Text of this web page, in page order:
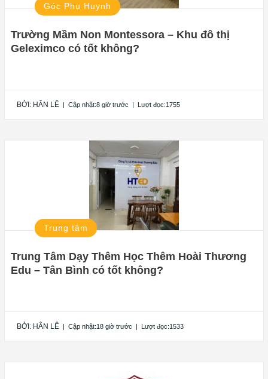
Góc Phụ Huynh
Trường Mầm Non Montessora – Khu đô thị
Geleximco có tốt không?
BỞI: HÂN LÊ | Cập nhật:8 giờ trước | Lượt đọc:1755
Trung tâm
Trung Tâm Dạy Thêm Học Thêm Hoài Thương
Edu – Tân Bình có tốt không?
BỞI: HÂN LÊ | Cập nhật:18 giờ trước | Lượt đọc:1533